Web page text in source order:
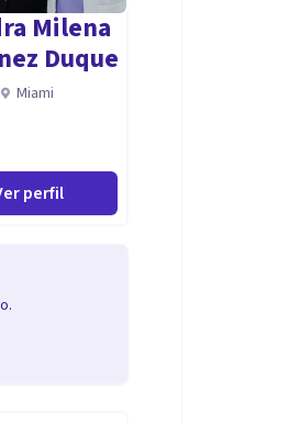
Milena
Duque
Miami
perfil